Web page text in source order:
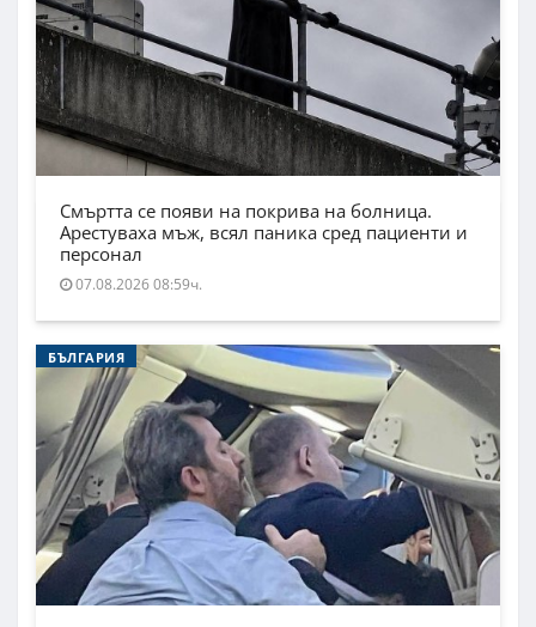
Смъртта се появи на покрива на болница.
Арестуваха мъж, всял паника сред пациенти и
персонал
07.08.2026 08:59ч.
БЪЛГАРИЯ